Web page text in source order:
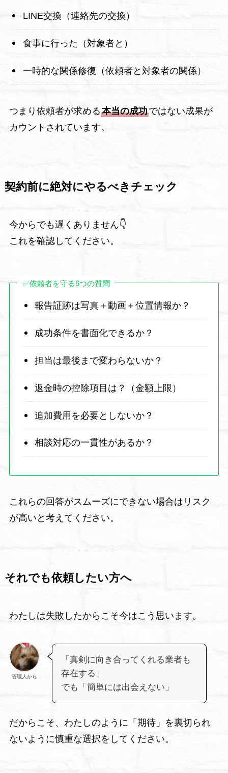
LINE交換（連絡先の交換）
食事に行った（対象者と）
一時的な関係修復（依頼者と対象者の関係）
つまり依頼者が求める本当の成功ではない成果が
カウントされています。
契約前に絶対にやるべきチェック
今からでも遅くありません👇
これを確認してください。
✅依頼者を守る6つの質問
報告証跡は写真＋動画＋位置情報か？
成功条件を書面化できるか？
担当は最後まで変わらないか？
返金時の控除項目は？（金額上限）
追加費用を必要としないか？
相談対応の一貫性があるか？
これらの回答がスムーズにできない場合はリスク
が高いと考えてください。
それでも依頼したい方へ
わたしは失敗したからこそ今はこう思います。
管理人から
「真剣に向き合ってくれる業者も
存在する」
でも「簡単には出会えない」
だからこそ、わたしのように「期待」を裏切られ
ないように慎重な選択をしてください。